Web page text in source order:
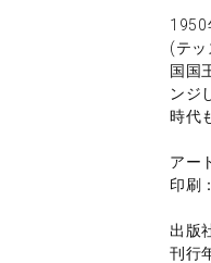
1950
(テ
国国
ンジ
時代
アー
印刷
出版
刊行